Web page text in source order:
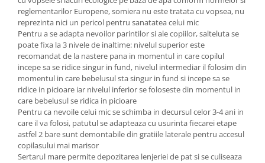
ani)
Biciclete copii cu roti 14 inch (3-7
ani)
Biciclete copii cu roti 16 inch (4-9
ani)
Biciclete copii cu roti 20 inch
Biciclete cu roti 24 inch
Biciclete cu roti 26 inch
Biciclete cu roti 27 inch
Triciclete copii si adulti
Trotinete copii si adulti
reglementarilor Europene, somiera nu este tratata cu vopsea, nu
reprezinta nici un pericol pentru sanatatea celui mic
Pentru a se adapta nevoilor parintilor si ale copiilor, salteluta se
poate fixa la 3 nivele de inaltime: nivelul superior este
recomandat de la nastere pana in momentul in care copilul
incepe sa se ridice singur in fund, nivelul intermediar il folosim din
momentul in care bebelusul sta singur in fund si incepe sa se
ridice in picioare iar nivelul inferior se foloseste din momentul in
care bebelusul se ridica in picioare
Pentru ca nevoile celui mic se schimba in decursul celor 3-4 ani in
care il va folosi, patutul se adapteaza cu usurinta fiecarei etape
astfel 2 bare sunt demontabile din gratiile laterale pentru accesul
copilasului mai marisor
Sertarul mare permite depozitarea lenjeriei de pat si se culiseaza